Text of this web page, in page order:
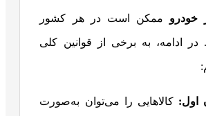
خودرو ممکن است در هر کشور
در ادامه، به برخی از قوانین کلی
اول: کالاهایی را می‌توان به‌صورت